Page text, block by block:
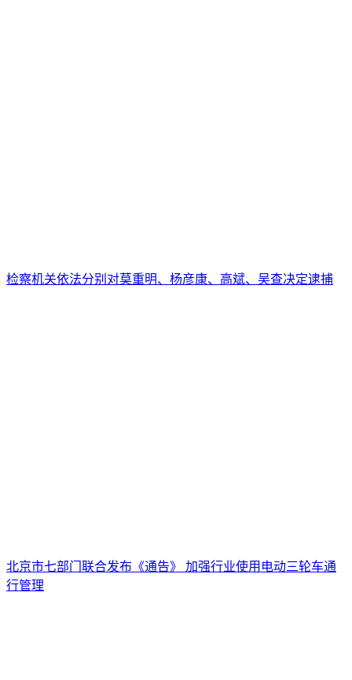
检察机关依法分别对莫重明、杨彦康、高斌、吴查决定逮捕
北京市七部门联合发布《通告》 加强行业使用电动三轮车通
行管理